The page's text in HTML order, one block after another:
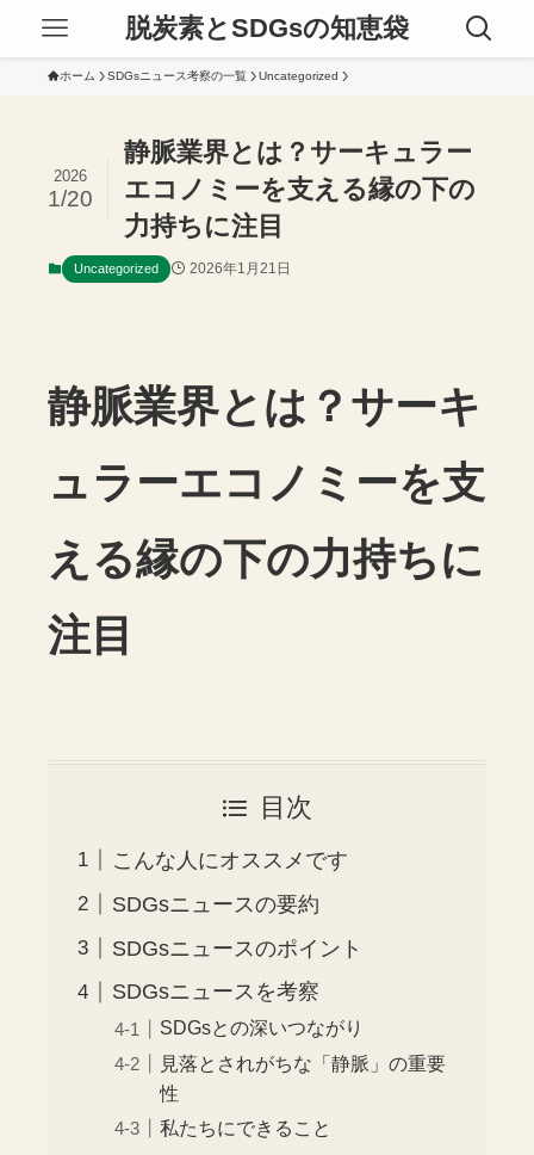
脱炭素とSDGsの知恵袋
ホーム SDGsニュース考察の一覧 Uncategorized
静脈業界とは？サーキュラー
エコノミーを支える縁の下の
力持ちに注目
2026
1/20
Uncategorized 2026年1月21日
静脈業界とは？サーキ
ュラーエコノミーを支
える縁の下の力持ちに
注目
目次
こんな人にオススメです
SDGsニュースの要約
SDGsニュースのポイント
SDGsニュースを考察
SDGsとの深いつながり
見落とされがちな「静脈」の重要
性
私たちにできること